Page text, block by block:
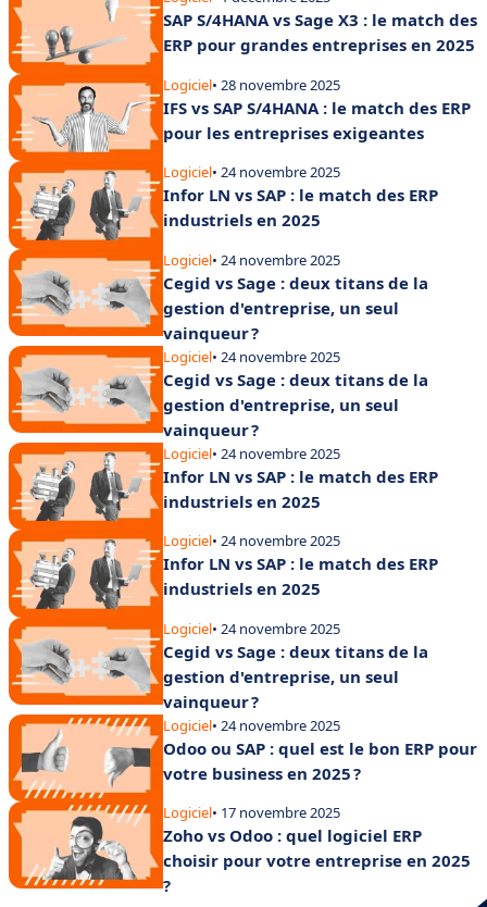
SAP S/4HANA vs Sage X3 : le match des
ERP pour grandes entreprises en 2025
Logiciel• 28 novembre 2025
IFS vs SAP S/4HANA : le match des ERP
pour les entreprises exigeantes
Logiciel• 24 novembre 2025
Infor LN vs SAP : le match des ERP
industriels en 2025
Logiciel• 24 novembre 2025
Cegid vs Sage : deux titans de la
gestion d'entreprise, un seul
vainqueur ?
Logiciel• 24 novembre 2025
Cegid vs Sage : deux titans de la
gestion d'entreprise, un seul
vainqueur ?
Logiciel• 24 novembre 2025
Infor LN vs SAP : le match des ERP
industriels en 2025
Logiciel• 24 novembre 2025
Infor LN vs SAP : le match des ERP
industriels en 2025
Logiciel• 24 novembre 2025
Cegid vs Sage : deux titans de la
gestion d'entreprise, un seul
vainqueur ?
Logiciel• 24 novembre 2025
Odoo ou SAP : quel est le bon ERP pour
votre business en 2025 ?
Logiciel• 17 novembre 2025
Zoho vs Odoo : quel logiciel ERP
choisir pour votre entreprise en 2025
?